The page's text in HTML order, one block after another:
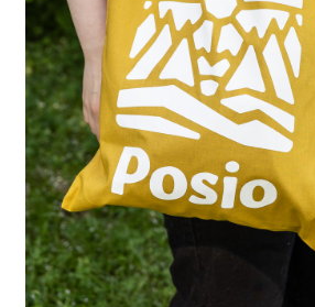
Kirjat, kartat, muut-sv
Kansalaisopisto-sv
Auton lämmityspaikat-sv